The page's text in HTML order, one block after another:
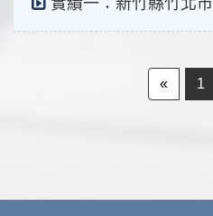
實績一：新竹縣竹北市
« 1